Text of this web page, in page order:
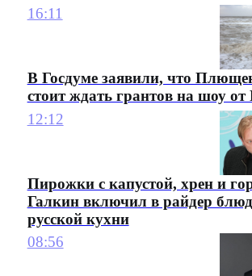
16:11
В Госдуме заявили, что
стоит ждать грантов на шоу от
12:12
Пирожки с капустой, хрен и
Галкин включил в райдер
русской кухни
08:56